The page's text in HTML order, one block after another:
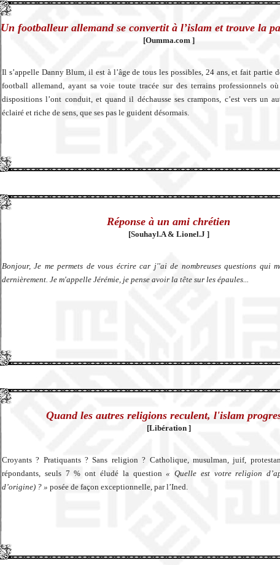
Un footballeur allemand se convertit à l’islam et trouve la
[Oumma.com ]
Il s’appelle Danny Blum, il est à l’âge de tous les possibles, 24 ans, et fait partie
football allemand, ayant sa voie toute tracée sur des terrains professionnels
dispositions l’ont conduit, et quand il déchausse ses crampons, c’est vers un
éclairé et riche de sens, que ses pas le guident désormais.
Réponse à un ami chrétien
[Souhayl.A & Lionel.J ]
Bonjour, Je me permets de vous écrire car j''ai de nombreuses questions qui
dernièrement. Je m'appelle Jérémie, je pense avoir la tête sur les épaules...
Quand les autres religions reculent, l'islam
[Libération ]
Croyants ? Pratiquants ? Sans religion ? Catholique, musulman, juif,
répondants, seuls 7 % ont éludé la question« Quelle est votre religion
d’origine) ? » posée de façon exceptionnelle, par l’Ined.